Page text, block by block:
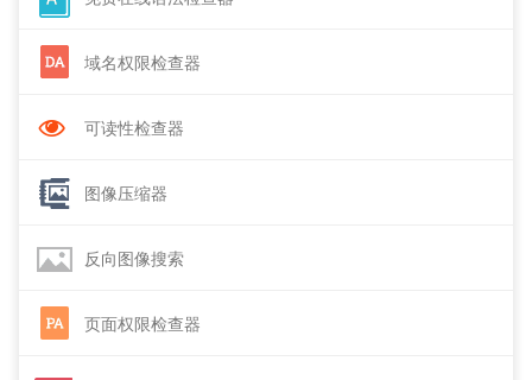
域名权限检查器
可读性检查器
图像压缩器
反向图像搜索
页面权限检查器